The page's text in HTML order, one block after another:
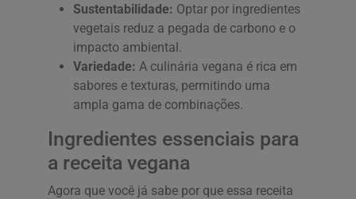
Sustentabilidade: Optar por ingredientes
vegetais reduz a pegada de carbono e o
impacto ambiental.
Variedade: A culinária vegana é rica em
sabores e texturas, permitindo uma
ampla gama de combinações.
Ingredientes essenciais para
a receita vegana
Agora que você já sabe por que essa receita